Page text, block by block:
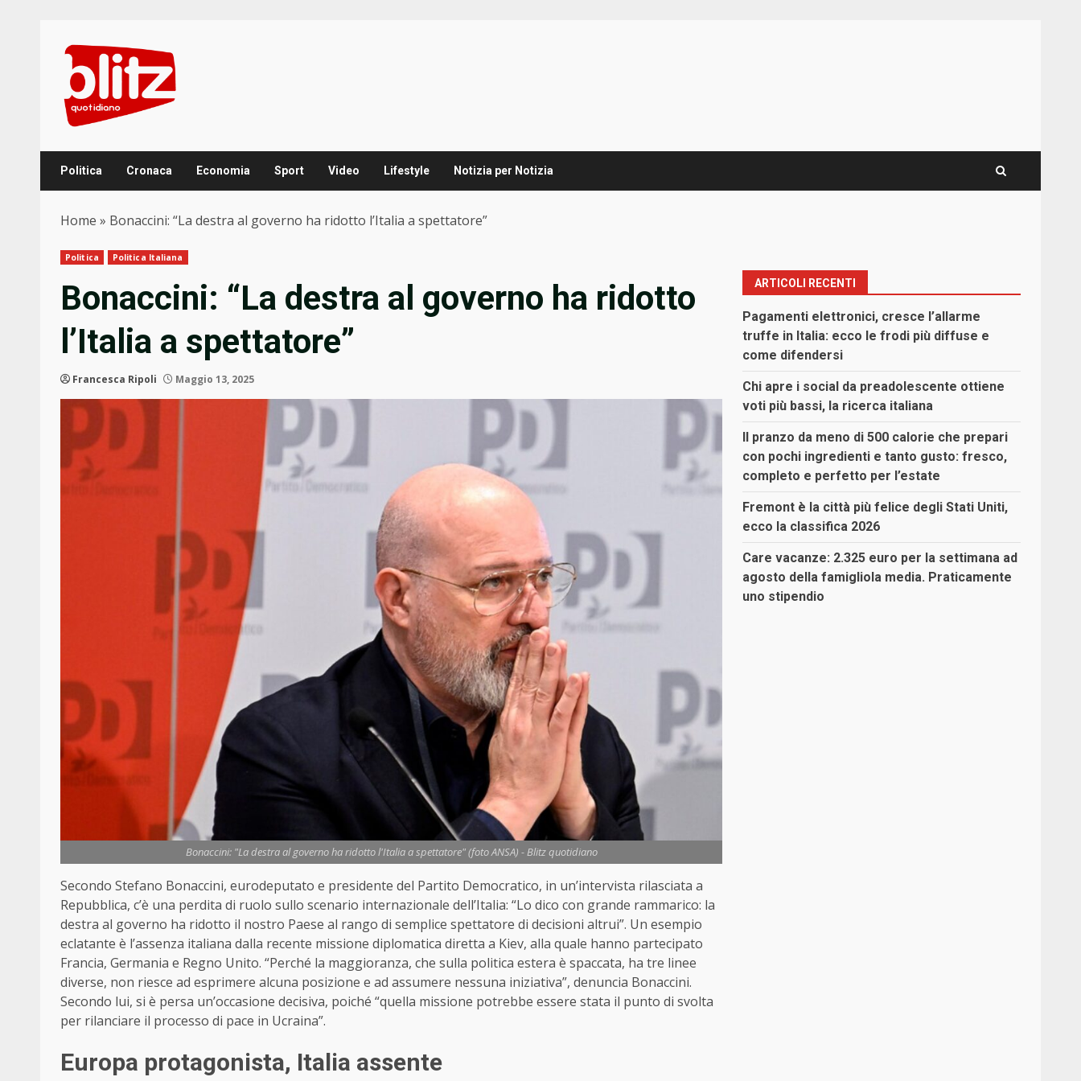
content
Politica Cronaca Economia Sport Video Lifestyle Notizia per Notizia
Home » Bonaccini: “La destra al governo ha ridotto l’Italia a spettatore”
Politica Politica Italiana
Bonaccini: “La destra al governo ha ridotto
l’Italia a spettatore”
Francesca Ripoli Maggio 13, 2025
Bonaccini: "La destra al governo ha ridotto l'Italia a spettatore" (foto ANSA) - Blitz quotidiano
Secondo Stefano Bonaccini, eurodeputato e presidente del Partito Democratico, in un’intervista rilasciata a
Repubblica, c’è una perdita di ruolo sullo scenario internazionale dell’Italia: “Lo dico con grande rammarico: la
destra al governo ha ridotto il nostro Paese al rango di semplice spettatore di decisioni altrui”. Un esempio
eclatante è l’assenza italiana dalla recente missione diplomatica diretta a Kiev, alla quale hanno partecipato
Francia, Germania e Regno Unito. “Perché la maggioranza, che sulla politica estera è spaccata, ha tre linee
diverse, non riesce ad esprimere alcuna posizione e ad assumere nessuna iniziativa”, denuncia Bonaccini.
Secondo lui, si è persa un’occasione decisiva, poiché “quella missione potrebbe essere stata il punto di svolta
per rilanciare il processo di pace in Ucraina”.
Europa protagonista, Italia assente
ARTICOLI RECENTI
Pagamenti elettronici, cresce l’allarme
truffe in Italia: ecco le frodi più diffuse e
come difendersi
Chi apre i social da preadolescente ottiene
voti più bassi, la ricerca italiana
Il pranzo da meno di 500 calorie che prepari
con pochi ingredienti e tanto gusto: fresco,
completo e perfetto per l’estate
Fremont è la città più felice degli Stati Uniti,
ecco la classifica 2026
Care vacanze: 2.325 euro per la settimana ad
agosto della famigliola media. Praticamente
uno stipendio